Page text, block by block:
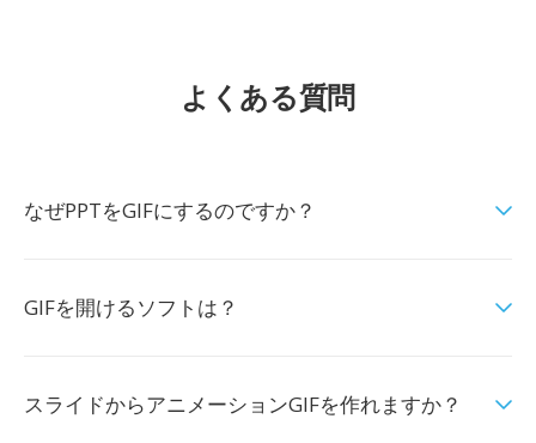
よくある質問
なぜPPTをGIFにするのですか？
GIFを開けるソフトは？
スライドからアニメーションGIFを作れますか？